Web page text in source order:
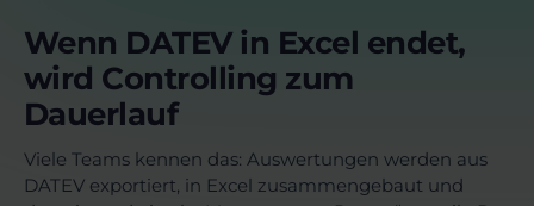
Wenn DATEV in Excel endet,
wird Controlling zum
Dauerlauf
Viele Teams kennen das: Auswertungen werden aus
DATEV exportiert, in Excel zusammengebaut und